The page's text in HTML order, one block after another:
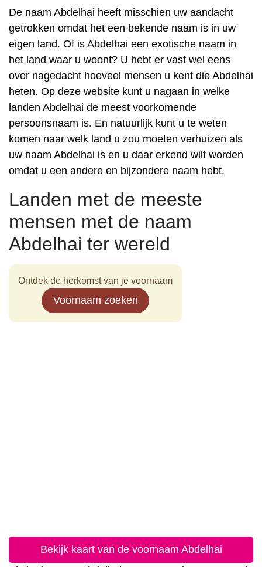
De naam Abdelhai heeft misschien uw aandacht
getrokken omdat het een bekende naam is in uw
eigen land. Of is Abdelhai een exotische naam in
het land waar u woont? U hebt er vast wel eens
over nagedacht hoeveel mensen u kent die Abdelhai
heten. Op deze website kunt u nagaan in welke
landen Abdelhai de meest voorkomende
persoonsnaam is. En natuurlijk kunt u te weten
komen naar welk land u zou moeten verhuizen als
uw naam Abdelhai is en u daar erkend wilt worden
omdat u een andere en bijzondere naam hebt.
Landen met de meeste
mensen met de naam
Abdelhai ter wereld
Ontdek de herkomst van je voornaam
Voornaam zoeken
Bekijk kaart van de voornaam Abdelhai